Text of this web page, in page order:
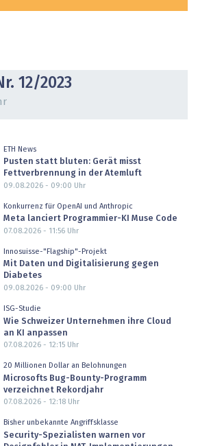
12/2023
ETH News
Pusten statt bluten: Gerät misst
Fettverbrennung in der Atemluft
09.08.2026 - 09:00 Uhr
Konkurrenz für OpenAI und Anthropic
Meta lanciert Programmier-KI Muse Code
07.08.2026 - 11:56Uhr
Innosuisse-"Flagship"-Projekt
Mit Daten und Digitalisierung gegen
Diabetes
09.08.2026 - 09:00 Uhr
ISG-Studie
Wie Schweizer Unternehmen ihre Cloud
an KI anpassen
07.08.2026 - 12:15Uhr
20 Millionen Dollar an Belohnungen
Microsofts Bug-Bounty-Programm
verzeichnet Rekordjahr
07.08.2026 - 12:18Uhr
Bisher unbekannte Angriffsklasse
Security-Spezialisten warnen vor